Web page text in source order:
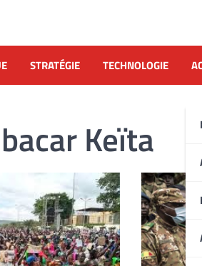
STRATÉGIE TECHNOLOGIE
Keïta